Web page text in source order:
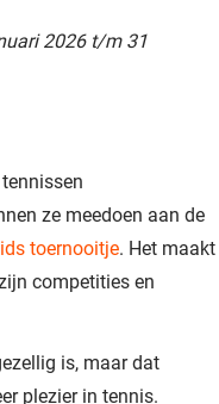
2026 t/m 31
ze meedoen aan de
toernooitje. Het maakt
competities en
is, maar dat
plezier in tennis.